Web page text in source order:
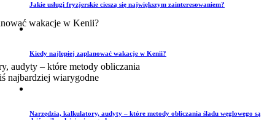
Jakie usługi fryzjerskie cieszą się największym zainteresowaniem?
Kiedy najlepiej zaplanować wakacje w Kenii?
Narzędzia, kalkulatory, audyty – które metody obliczania śladu węglowego są